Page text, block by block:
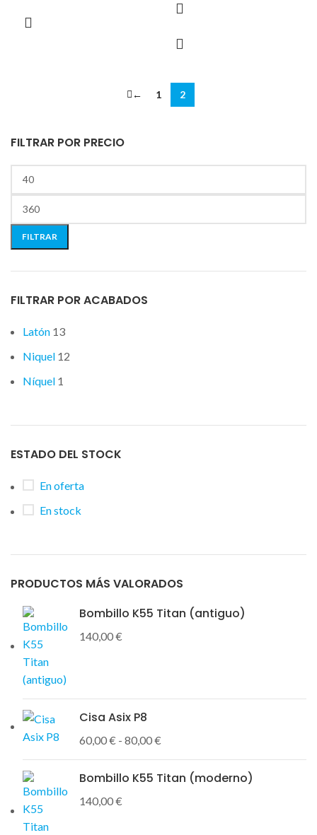
FILTRAR POR PRECIO
FILTRAR
FILTRAR POR ACABADOS
Latón 13
Niquel 12
Níquel 1
ESTADO DEL STOCK
En oferta
En stock
PRODUCTOS MÁS VALORADOS
Bombillo K55 Titan (antiguo)
140,00€
Cisa Asix P8
60,00€ - 80,00€
Bombillo K55 Titan (moderno)
140,00€
← 1 2